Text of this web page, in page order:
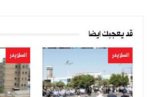
قد يعجبك ايضا
السلايدر السلايدر